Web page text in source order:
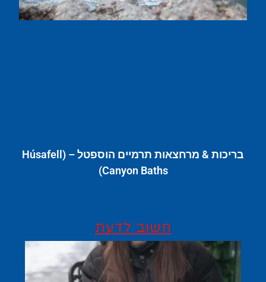
בריכות & מרחצאות תרמיים הוספטל – (Húsafell
Canyon Baths)
חשוב לדעת